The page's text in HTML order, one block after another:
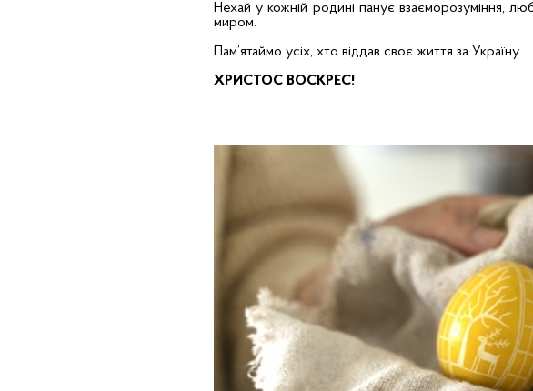
Нехай у кожній родині панує взаєморозуміння,
миром.
Пам’ятаймо усіх, хто віддав своє життя за Україну.
ХРИСТОС ВОСКРЕС!